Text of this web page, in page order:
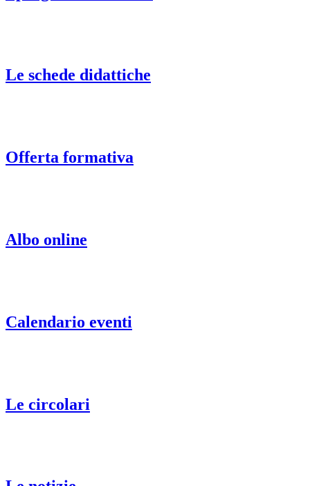
Le schede didattiche
Offerta formativa
Albo online
Calendario eventi
Le circolari